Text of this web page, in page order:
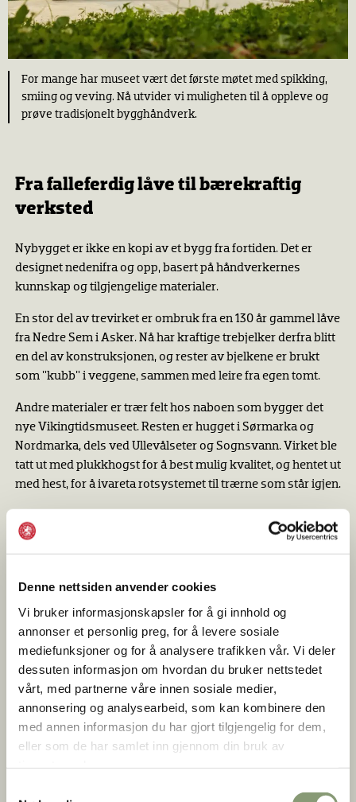
Denne nettsiden anvender cookies
Vi bruker informasjonskapsler for å gi innhold og
annonser et personlig preg, for å levere sosiale
mediefunksjoner og for å analysere trafikken vår. Vi deler
dessuten informasjon om hvordan du bruker nettstedet
vårt, med partnerne våre innen sosiale medier,
annonsering og analysearbeid, som kan kombinere den
med annen informasjon du har gjort tilgjengelig for dem,
eller som de har samlet inn gjennom din bruk av
For mange har museet vært det første møtet med spikking,
smiing og veving. Nå utvider vi muligheten til å oppleve og
prøve tradisjonelt bygghåndverk.
Fra falleferdig låve til bærekraftig
verksted
Nybygget er ikke en kopi av et bygg fra fortiden. Det er
designet nedenifra og opp, basert på håndverkernes
kunnskap og tilgjengelige materialer.
En stor del av trevirket er ombruk fra en 130 år gammel låve
fra Nedre Sem i Asker. Nå har kraftige trebjelker derfra blitt
en del av konstruksjonen, og rester av bjelkene er brukt
som "kubb" i veggene, sammen med leire fra egen tomt.
Andre materialer er trær felt hos naboen som bygger det
nye Vikingtidsmuseet. Resten er hugget i Sørmarka og
Nordmarka, dels ved Ullevålseter og Sognsvann. Virket ble
tatt ut med plukkhogst for å best mulig kvalitet, og hentet ut
med hest, for å ivareta rotsystemet til trærne som står igjen.
tradisjonelle byggemetoder, og med minst mulig bruk av
plast, og stort fokus på bærekraftige løsninger og
med en forventet levetid på minst 200 år grunnet mulighet
for å reparere på alt som har blitt bygget.